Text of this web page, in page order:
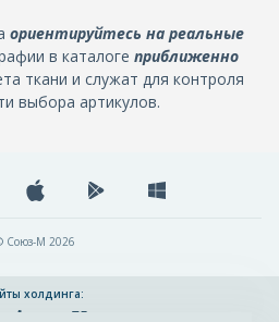
ориентируйтесь на реальные
в каталоге приближенно
ткани и служат для контроля
выбора артикулов.
Союз-М 2026
холдинга: